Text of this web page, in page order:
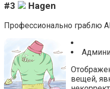
#3 Hagen
Профессионально граблю
вещей,